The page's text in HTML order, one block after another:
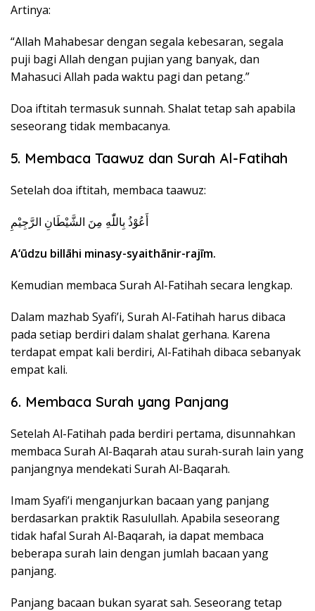
Artinya:
“Allah Mahabesar dengan segala kebesaran, segala
puji bagi Allah dengan pujian yang banyak, dan
Mahasuci Allah pada waktu pagi dan petang.”
Doa iftitah termasuk sunnah. Shalat tetap sah apabila
seseorang tidak membacanya.
5. Membaca Taawuz dan Surah Al-Fatihah
Setelah doa iftitah, membaca taawuz:
أَعُوْذُ بِاللّٰهِ مِنَ الشَّيْطَانِ الرَّجِيْمِ
A‘ūdzu billāhi minasy-syaithānir-rajīm.
Kemudian membaca Surah Al-Fatihah secara lengkap.
Dalam mazhab Syafi’i, Surah Al-Fatihah harus dibaca
pada setiap berdiri dalam shalat gerhana. Karena
terdapat empat kali berdiri, Al-Fatihah dibaca sebanyak
empat kali.
6. Membaca Surah yang Panjang
Setelah Al-Fatihah pada berdiri pertama, disunnahkan
membaca Surah Al-Baqarah atau surah-surah lain yang
panjangnya mendekati Surah Al-Baqarah.
Imam Syafi’i menganjurkan bacaan yang panjang
berdasarkan praktik Rasulullah. Apabila seseorang
tidak hafal Surah Al-Baqarah, ia dapat membaca
beberapa surah lain dengan jumlah bacaan yang
panjang.
Panjang bacaan bukan syarat sah. Seseorang tetap